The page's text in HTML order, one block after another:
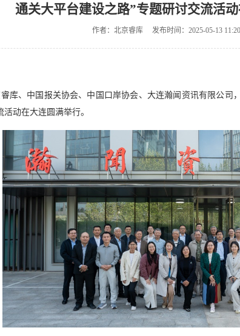
通关大平台建设之路”专题研讨交流活
作者：北京睿库 发布时间：2025-05-13
睿库、中国报关协会、中国口岸协会、大连瀚闻资讯有限公
动在大连圆满举行。